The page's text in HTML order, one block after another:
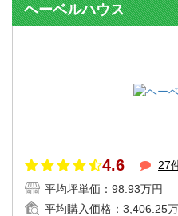
ヘーベルハウス
4.6
27
平均坪単価： 98.93万円
平均購入価格： 3,406.25